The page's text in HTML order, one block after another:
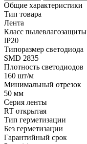
Общие характеристики
Тип товара
Лента
Класс пылевлагозащиты
IP20
Типоразмер светодиода
SMD 2835
Плотность светодиодов
160 шт/м
Минимальный отрезок
50 мм
Серия ленты
RT открытая
Тип герметизации
Без герметизации
Гарантийный срок